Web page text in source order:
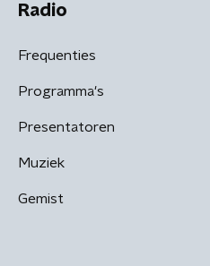
Radio
Frequenties
Programma's
Presentatoren
Muziek
Gemist